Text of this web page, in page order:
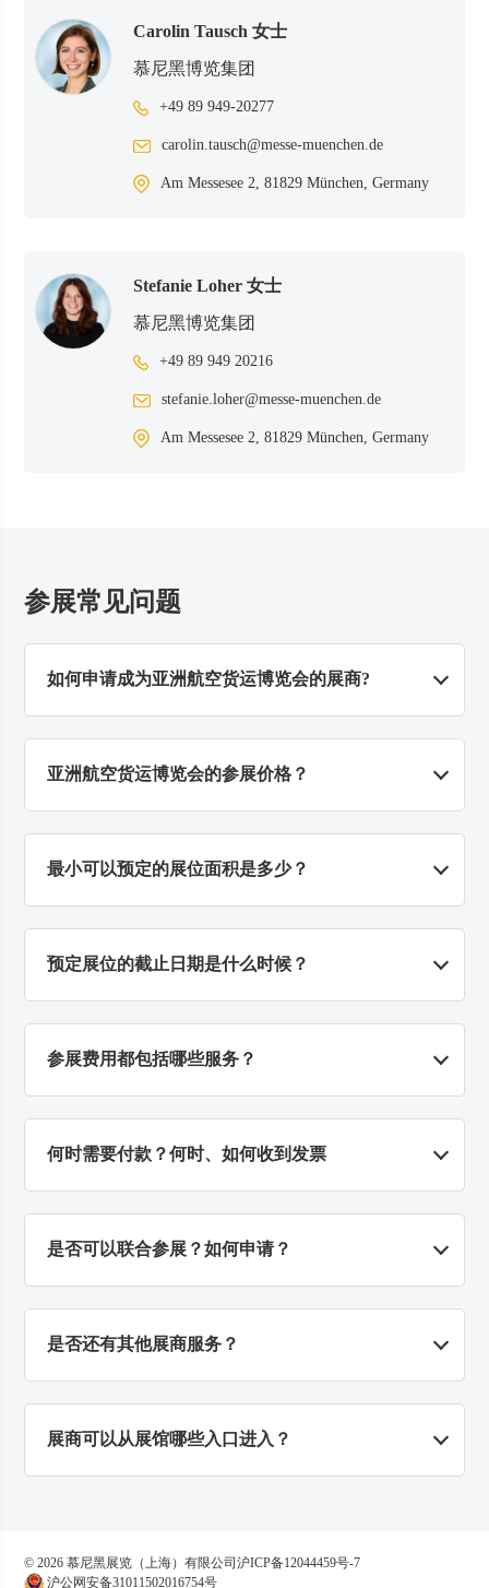
Carolin Tausch女士
慕尼黑博览集团
+49 89 949-20277
carolin.tausch@messe-muenchen.de
Am Messesee 2, 81829 München, Germany
Stefanie Loher女士
慕尼黑博览集团
+49 89 949 20216
stefanie.loher@messe-muenchen.de
Am Messesee 2, 81829 München, Germany
参展常见问题
如何申请成为亚洲航空货运博览会的展商?
联系我们。
亚洲航空货运博览会的参展价格？
最小可以预定的展位面积是多少？
预定展位的截止日期是什么时候？
报名参展意愿，展会开始前都可以
参展费用都包括哪些服务？
展位面积。若您申请成功，所缴费用将涵盖以下服
展位搭建、技术支持或宣传推广服务），则需额外
何时需要付款？何时、如何收到发票
收到展位图后一个月内需支付尾款，展商付款产生
是否可以联合参展？如何申请？
产品并派驻自己的人员。这个定义包括了集团成员
准的联合参展商，需缴纳1,850元人民币联合参展
是否还有其他展商服务？
收获更佳的参展效果，如：线上媒体推广、现场品
展商可以从展馆哪些入口进入？
接通往W5馆
© 2026 慕尼黑展览（上海）有限公司沪ICP备12044459号-7
沪公网安备31011502016754号